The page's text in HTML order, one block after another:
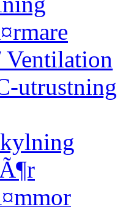
utrustning